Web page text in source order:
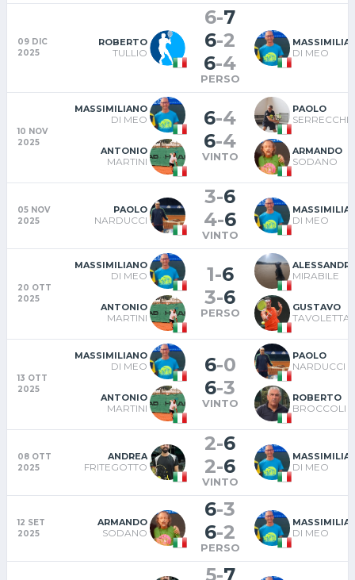
09 DIC
2025
ROBERTO
TULLIO
6-7
6-2
6-4
PERSO
DI MEO
10 NOV
2025
MASSIMILIANO
DI MEO
ANTONIO
MARTINI
6-4
6-4
VINTO
PAOLO
SERRECCHIA
ARMANDO
SODANO
05 NOV
2025
PAOLO
NARDUCCI
3-6
4-6
VINTO
DI MEO
20 OTT
2025
MASSIMILIANO
DI MEO
ANTONIO
MARTINI
1-6
3-6
PERSO
MIRABILE
GUSTAVO
TAVOLETTA
13 OTT
2025
MASSIMILIANO
DI MEO
ANTONIO
MARTINI
6-0
6-3
VINTO
PAOLO
NARDUCCI
ROBERTO
BROCCOLI
08 OTT
2025
ANDREA
FRITEGOTTO
2-6
2-6
VINTO
DI MEO
12 SET
2025
ARMANDO
SODANO
6-3
6-2
PERSO
DI MEO
5-7